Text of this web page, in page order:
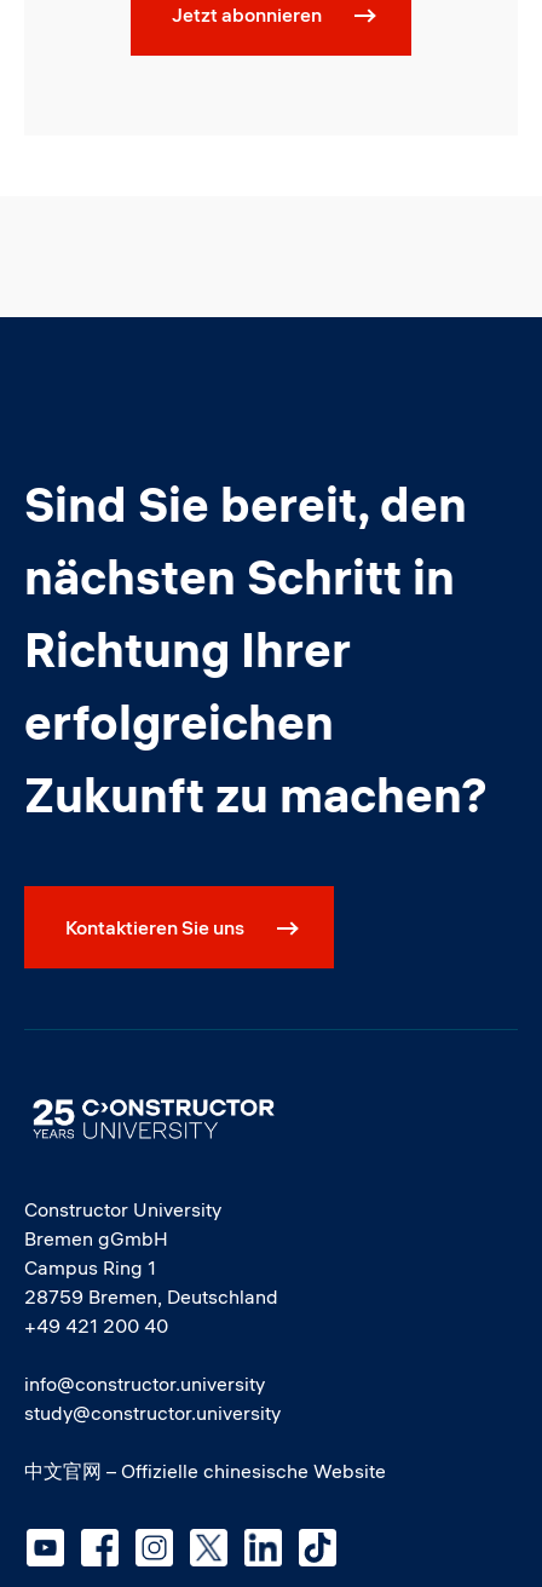
Jetzt abonnieren
Sind Sie bereit, den
nächsten Schritt in
Richtung Ihrer
erfolgreichen
Zukunft zu machen?
Kontaktieren Sie uns
Image
Constructor University
Bremen gGmbH
Campus Ring 1
28759 Bremen, Deutschland
+49 421 200 40
info@constructor.university
study@constructor.university
中文官网 – Offizielle chinesische Website
Social media